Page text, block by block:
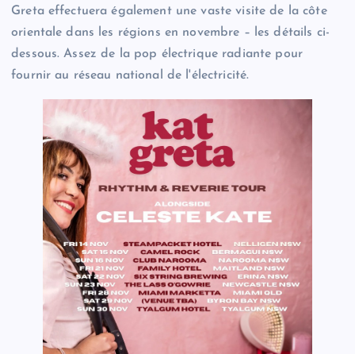
Greta effectuera également une vaste visite de la côte
orientale dans les régions en novembre – les détails ci-
dessous. Assez de la pop électrique radiante pour
fournir au réseau national de l'électricité.